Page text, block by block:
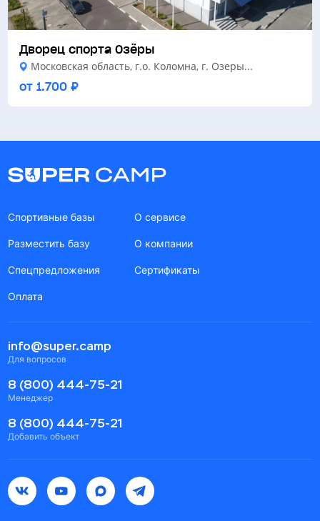
Дворец спорта Озёры
Московская область, г.о. Коломна, г. Озеры...
от 1.700 ₽
Спортивные базы
Разместить базу
Спецпредложения
Оплата
О сервисе
О компании
Сертификаты
info@super.camp
Для вопросов
8 (800) 444-75-21
Менеджер
8 (800) 444-75-21
Добавить объект